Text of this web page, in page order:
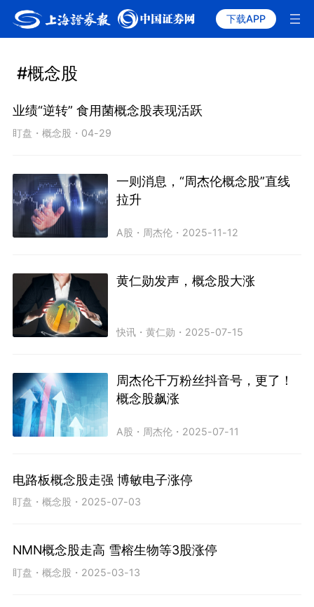
下载APP
#概念股
业绩“逆转” 食用菌概念股表现活跃
盯盘 ・ 概念股 ・ 04-29
一则消息，“周杰伦概念股”直线
拉升
A股 ・ 周杰伦 ・ 2025-11-12
黄仁勋发声，概念股大涨
快讯 ・黄仁勋 ・ 2025-07-15
周杰伦千万粉丝抖音号，更了！
概念股飙涨
A股 ・ 周杰伦 ・ 2025-07-11
电路板概念股走强 博敏电子涨停
盯盘 ・ 概念股 ・ 2025-07-03
NMN概念股走高 雪榕生物等3股涨停
盯盘 ・ 概念股 ・ 2025-03-13